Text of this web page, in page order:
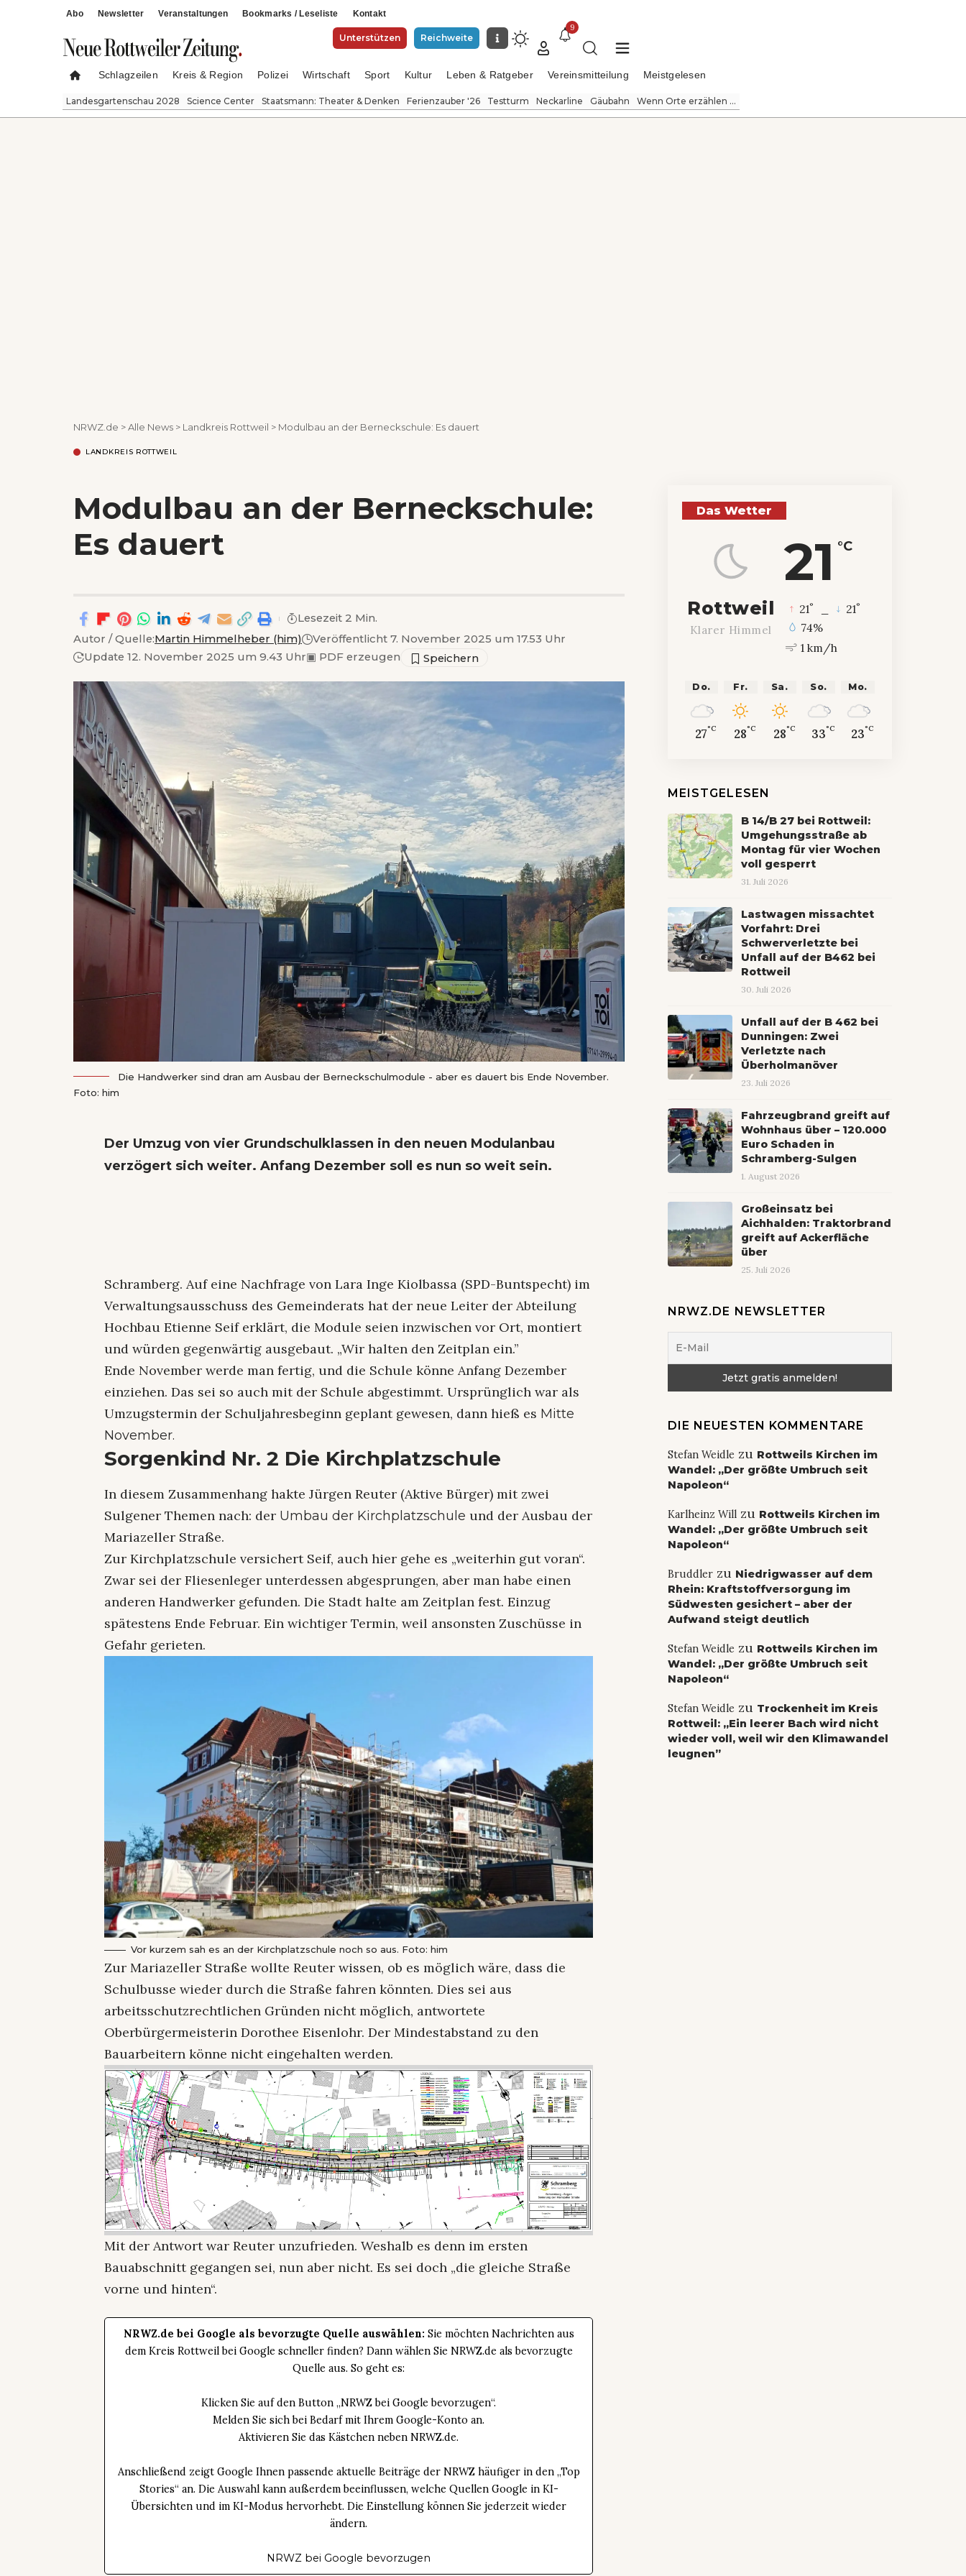
Abo Newsletter Veranstaltungen Bookmarks / Leseliste Kontakt
Unterstützen Reichweite
9
Schlagzeilen Kreis & Region Polizei Wirtschaft Sport Kultur Leben & Ratgeber Vereinsmitteilung Meistgelesen
Landesgartenschau 2028 Science Center Staatsmann: Theater & Denken Ferienzauber '26 Testturm Neckarline Gäubahn Wenn Orte erzählen ...
NRWZ.de >Alle News > Landkreis Rottweil > Modulbau an der Berneckschule: Es dauert
LANDKREIS ROTTWEIL
Modulbau an der Berneckschule:
Es dauert
Autor / Quelle:Martin Himmelheber (him)
Veröffentlicht 7. November 2025 um 17.53 Uhr
Update 12. November 2025 um 9.43 Uhr▣ PDF erzeugen
Lesezeit 2 Min.
Die Handwerker sind dran am Ausbau der Berneckschulmodule - aber es dauert bis Ende November.
Foto: him
Der Umzug von vier Grundschulklassen in den neuen Modulanbau
verzögert sich weiter. Anfang Dezember soll es nun so weit sein.
Schramberg. Auf eine Nachfrage von Lara Inge Kiolbassa (SPD-Buntspecht) im
Verwaltungsausschuss des Gemeinderats hat der neue Leiter der Abteilung
Hochbau Etienne Seif erklärt, die Module seien inzwischen vor Ort, montiert
und würden gegenwärtig ausgebaut. „Wir halten den Zeitplan ein.”
Ende November werde man fertig, und die Schule könne Anfang Dezember
einziehen. Das sei so auch mit der Schule abgestimmt. Ursprünglich war als
Umzugstermin der Schuljahresbeginn geplant gewesen, dann hieß es Mitte
November.
Sorgenkind Nr. 2 Die Kirchplatzschule
In diesem Zusammenhang hakte Jürgen Reuter (Aktive Bürger) mit zwei
Sulgener Themen nach: der Umbau der Kirchplatzschule und der Ausbau der
Mariazeller Straße.
Zur Kirchplatzschule versichert Seif, auch hier gehe es „weiterhin gut voran“.
Zwar sei der Fliesenleger unterdessen abgesprungen, aber man habe einen
anderen Handwerker gefunden. Die Stadt halte am Zeitplan fest. Einzug
spätestens Ende Februar. Ein wichtiger Termin, weil ansonsten Zuschüsse in
Gefahr gerieten.
Vor kurzem sah es an der Kirchplatzschule noch so aus. Foto: him
Zur Mariazeller Straße wollte Reuter wissen, ob es möglich wäre, dass die
Schulbusse wieder durch die Straße fahren könnten. Dies sei aus
arbeitsschutzrechtlichen Gründen nicht möglich, antwortete
Oberbürgermeisterin Dorothee Eisenlohr. Der Mindestabstand zu den
Bauarbeitern könne nicht eingehalten werden.
Mit der Antwort war Reuter unzufrieden. Weshalb es denn im ersten
Bauabschnitt gegangen sei, nun aber nicht. Es sei doch „die gleiche Straße
vorne und hinten“.
NRWZ.de bei Google als bevorzugte Quelle auswählen: Sie möchten Nachrichten aus
dem Kreis Rottweil bei Google schneller finden? Dann wählen Sie NRWZ.de als bevorzugte
Quelle aus. So geht es:
Klicken Sie auf den Button „NRWZ bei Google bevorzugen“.
Melden Sie sich bei Bedarf mit Ihrem Google-Konto an.
Aktivieren Sie das Kästchen neben NRWZ.de.
Anschließend zeigt Google Ihnen passende aktuelle Beiträge der NRWZ häufiger in den „Top
Stories“ an. Die Auswahl kann außerdem beeinflussen, welche Quellen Google in KI-
Übersichten und im KI-Modus hervorhebt. Die Einstellung können Sie jederzeit wieder
ändern.
NRWZ bei Google bevorzugen
Das Wetter
21 °C
Rottweil
Klarer Himmel
21° 21°
74%
1 km/h
Do.
27°C
Fr.
28°C
Sa.
28°C
So.
33°C
Mo.
23°C
MEISTGELESEN
B 14/B 27 bei Rottweil:
Umgehungsstraße ab
Montag für vier Wochen
voll gesperrt
31. Juli 2026
Lastwagen missachtet
Vorfahrt: Drei
Schwerverletzte bei
Unfall auf der B462 bei
Rottweil
30. Juli 2026
Unfall auf der B 462 bei
Dunningen: Zwei
Verletzte nach
Überholmanöver
23. Juli 2026
Fahrzeugbrand greift auf
Wohnhaus über – 120.000
Euro Schaden in
Schramberg-Sulgen
1. August 2026
Großeinsatz bei
Aichhalden: Traktorbrand
greift auf Ackerfläche
über
25. Juli 2026
NRWZ.DE NEWSLETTER
DIE NEUESTEN KOMMENTARE
Stefan Weidle zu Rottweils Kirchen im
Wandel: „Der größte Umbruch seit
Napoleon“
Karlheinz Willzu Rottweils Kirchen im
Wandel: „Der größte Umbruch seit
Napoleon“
Bruddlerzu Niedrigwasser auf dem
Rhein: Kraftstoffversorgung im
Südwesten gesichert – aber der
Aufwand steigt deutlich
Stefan Weidle zu Rottweils Kirchen im
Wandel: „Der größte Umbruch seit
Napoleon“
Stefan Weidle zu Trockenheit im Kreis
Rottweil: „Ein leerer Bach wird nicht
wieder voll, weil wir den Klimawandel
leugnen”